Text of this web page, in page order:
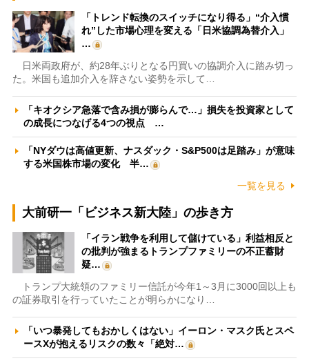
「トレンド転換のスイッチになり得る」“介入慣
れ”した市場心理を変える「日米協調為替介入」
…
日米両政府が、約28年ぶりとなる円買いの協調介入に踏み切っ
た。米国も追加介入を辞さない姿勢を示して…
「キオクシア急落で含み損が膨らんで…」損失を投資家として
の成長につなげる4つの視点 …
「NYダウは高値更新、ナスダック・S&P500は足踏み」が意味
する米国株市場の変化 半…
一覧を見る
大前研一「ビジネス新大陸」の歩き方
「イラン戦争を利用して儲けている」利益相反と
の批判が強まるトランプファミリーの不正蓄財
疑…
トランプ大統領のファミリー信託が今年1～3月に3000回以上も
の証券取引を行っていたことが明らかになり…
「いつ暴発してもおかしくはない」イーロン・マスク氏とスペ
ースXが抱えるリスクの数々「絶対…